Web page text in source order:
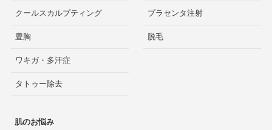
クールスカルプティング
豊胸
ワキガ・多汗症
タトゥー除去
プラセンタ注射
脱毛
肌のお悩み